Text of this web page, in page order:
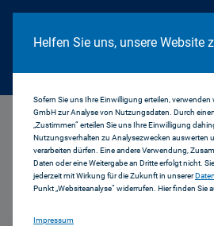
Cookie Hinweis
Helfen Sie uns, unsere Website
Sofern Sie uns Ihre Einwilligung erteilen, verwenden
GmbH zur Analyse von Nutzungsdaten. Durch
„Zustimmen“ erteilen Sie uns Ihre Einwilligung
Nutzungsverhalten zu Analysezwecken auswerten
verarbeiten dürfen. Eine andere Verwendung,
Daten oder eine Weitergabe an Dritte erfolgt nicht.
jederzeit mit Wirkung für die Zukunft in unserer
Punkt „Websiteanalyse“ widerrufen. Hier finden Sie
Impressum
2020
Medienrat: